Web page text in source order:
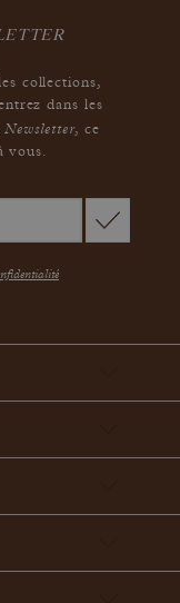
collections,
dans les
Newsletter,ce
vous.